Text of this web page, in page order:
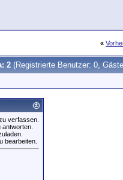
«
2 (Registrierte Benutzer: 0,
verfassen.
antworten.
bearbeiten.